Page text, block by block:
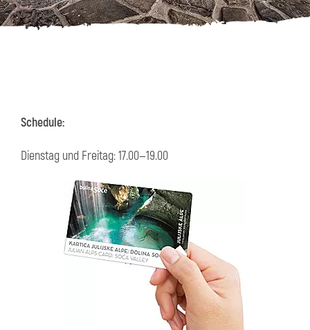
Schedule:
Dienstag und Freitag: 17.00—19.00